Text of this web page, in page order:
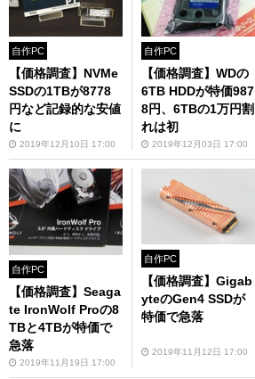
自作PC
【価格調査】NVMe
SSDの1TBが8778
円など記録的な安値
に
2019年12月10日 17:00
自作PC
【価格調査】WDの
6TB HDDが特価987
8円、6TBの1万円割
れは初
2019年12月03日 17:00
自作PC
【価格調査】Seaga
te IronWolf Proの8
TBと4TBが特価で
急落
2019年11月19日 17:00
自作PC
【価格調査】Gigab
yteのGen4 SSDが
特価で急落
2019年11月12日 17:00